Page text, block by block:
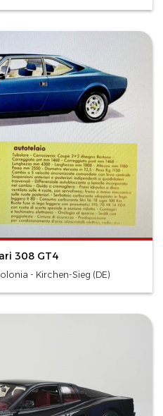
308 GT4
- Kirchen-Sieg (DE)